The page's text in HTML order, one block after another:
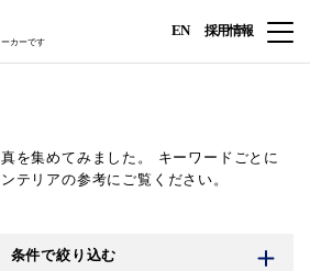
カーです
EN 採用情報
を集めてみました。
キーワードごとに
テリアの参考にご覧ください。
条件で絞り込む